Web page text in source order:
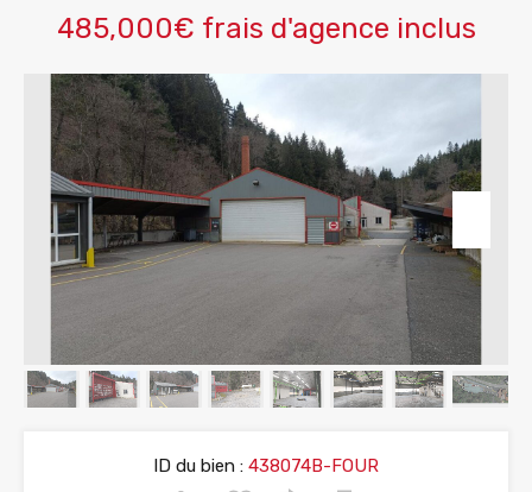
485,000€ frais d'agence inclus
ID du bien : 438074B-FOUR